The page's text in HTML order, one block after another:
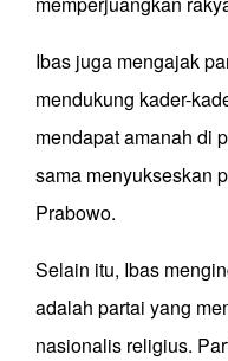
Ibas juga mengajak
mendukung kader-
mendapat amanah di
sama menyukseskan
Prabowo.
Selain itu, Ibas
adalah partai yang
nasionalis religius.